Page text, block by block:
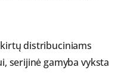
distribuciniams
serijinė gamyba vyksta